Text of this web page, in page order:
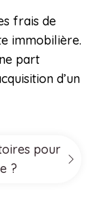
frais de
immobilière.
part
d’un
pour
?